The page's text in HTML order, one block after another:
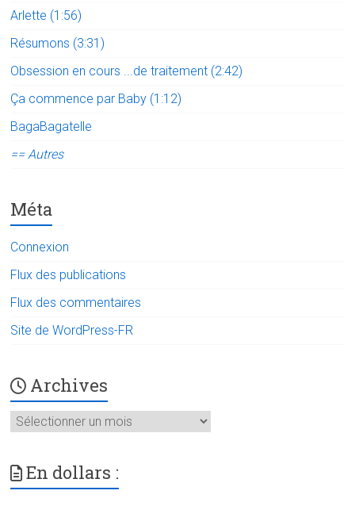
Arlette (1:56)
Résumons (3:31)
Obsession en cours ...de traitement (2:42)
Ça commence par Baby (1:12)
BagaBagatelle
== Autres
Méta
Connexion
Flux des publications
Flux des commentaires
Site de WordPress-FR
Archives
Archives
En dollars :